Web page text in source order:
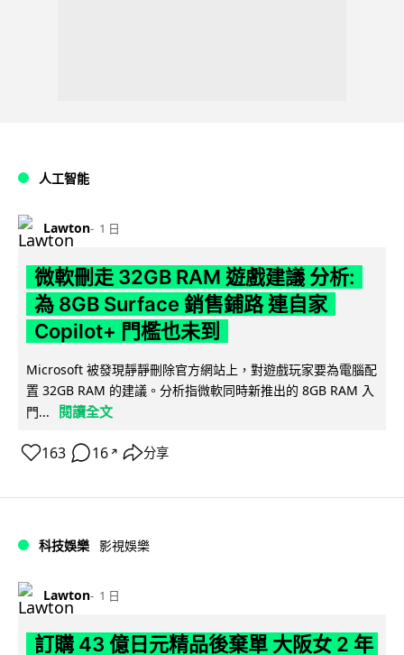
人工智能
Lawton 1 日
微軟刪走 32GB RAM 遊戲建議 分析:
為 8GB Surface 銷售鋪路 連自家
Copilot+ 門檻也未到
Microsoft 被發現靜靜刪除官方網站上，對遊戲玩家要為電腦配
置 32GB RAM 的建議。分析指微軟同時新推出的 8GB RAM 入
門...
閱讀全文
163 16 ↗ 分享
科技娛樂 影視娛樂
Lawton 1 日
訂購 43 億日元精品後棄單 大阪女 2 年